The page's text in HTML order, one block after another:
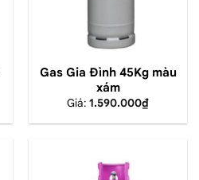
Gas Gia Đình 45Kg màu
xám
Giá: 1.590.000₫